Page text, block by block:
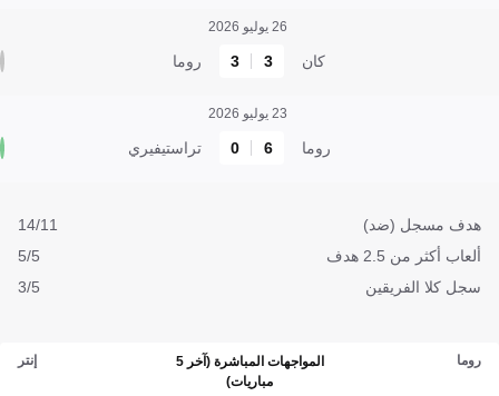
26 يوليو 2026
كان 3
3 روما
23 يوليو 2026
روما 6
0 تراستيفيري
هدف مسجل (ضد)
14/11
ألعاب أكثر من 2.5 هدف
5/5
سجل كلا الفريقين
3/5
روما
المواجهات المباشرة (آخر 5
مباريات)
إنتر